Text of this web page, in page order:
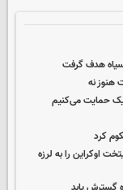
هنوز نه
حمایت می‌کنیم
کرد
پایتخت اوکراین را به لرزه